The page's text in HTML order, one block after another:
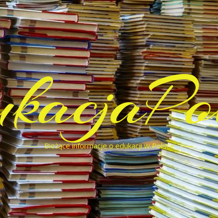
Bieżące informacje o edukacji w Polsce